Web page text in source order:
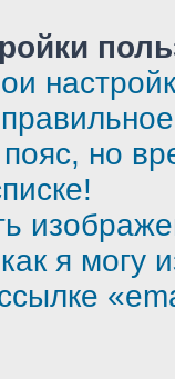
но
я могу